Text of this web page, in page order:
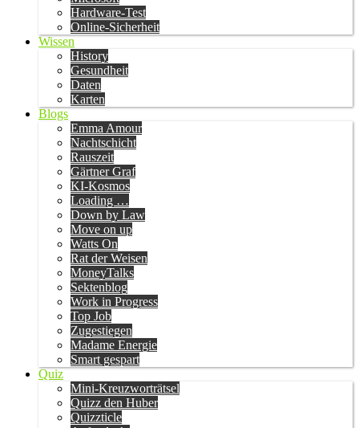
Hardware-Test
Online-Sicherheit
Wissen
History
Gesundheit
Daten
Karten
Blogs
Emma Amour
Nachtschicht
Rauszeit
Gärtner Graf
KI-Kosmos
Loading …
Down by Law
Move on up
Watts On
Rat der Weisen
MoneyTalks
Sektenblog
Work in Progress
Top Job
Zugestiegen
Madame Energie
Smart gespart
Quiz
Mini-Kreuzworträtsel
Quizz den Huber
Quizzticle